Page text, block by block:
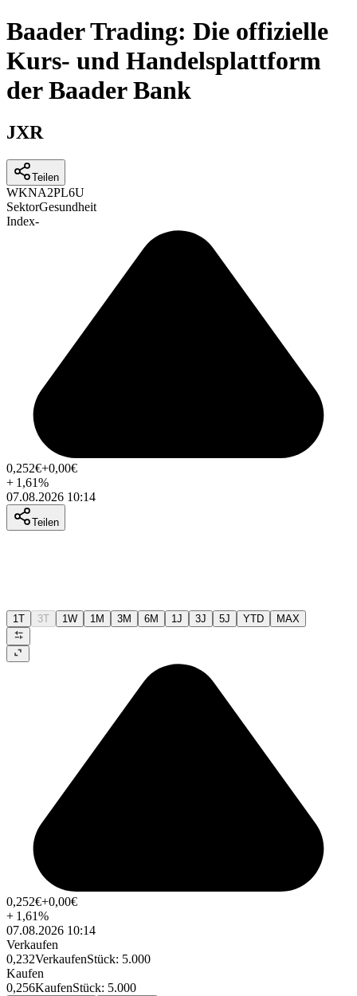
Baader Trading: Die offizielle
Kurs- und Handelsplattform
der Baader Bank
JXR
Teilen
WKNA2PL6U
SektorGesundheit
Index-
0,252€+0,00€
+ 1,61%
07.08.2026 10:14
Teilen
1T 3T 1W 1M 3M 6M 1J 3J 5J YTD MAX
0,252€+0,00€
+ 1,61%
07.08.2026 10:14
Verkaufen
0,232VerkaufenStück: 5.000
Kaufen
0,256KaufenStück: 5.000